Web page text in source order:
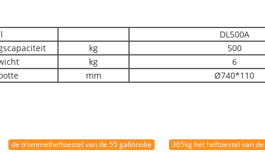
DL500A
kg
500
kg
6
mm Ø740*110
de trommelheftoestel van de 55 gallonolie 365kg het heftoestel van